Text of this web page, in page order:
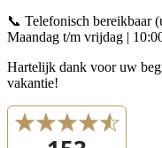
📞 Telefonisch bereikbaar
Maandag t/m vrijdag |
Hartelijk dank voor uw
vakantie!